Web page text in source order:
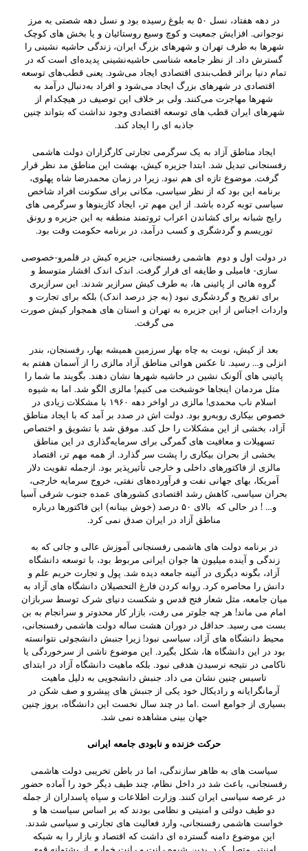
در دهه هفتاد، نسل ۵۰ به بلوغ رسیده بود و نسل دهه شصتی به مرز
نوجوانی. افزایش جمعیت و کوچ وسیع روستائیان و یا بخش های کوچک
شهرها به طرف تهران و شهرهای بزرگ ایران، زندگی حاشیه نشینی را
گسترش داد. از نظر جامعه شناسی حاشیه‌نشینی پدیده‌ای است که در
تمام دنیا براثر قطب‌بندی اقتصادی ایجاد می‌شود. یعنی قطب‌های توسعه
اقتصادی در شهرهای بزرگ ایجاد می‌شود و افراد به‌دنبال درآمد به
شهرها مهاجرت می‌کنند. ولی بر خلاف این توصیف در هیچکدام از
شهرهای ایران قطب های توسعه اقتصادی وجود نداشت که بتواند چنین
جاذبه ای را ایجاد کند.
ایجاد مناطق آزاد به یک سرگرمی تجارتی کارگزاران دولت هاشمی
رفسنجانی تبدیل شد. ابتدا جزیره کیش، بهشت این مناطق مد نظر قرار
گرفت. موضوع تازه ای هم نبود. زیرا در زمان محمدرضا شاه پهلوی،
برنامه این بود که از نظر سیاسی، مکانی برای سکونت افراد شاخص
سیاسی توبه کرده باشد. از این مهم تر، ایجاد کازینوها و سرگرمی های
رایج شبانه برای کشاندن اعراب ثروتمند منطقه به این جزیره و رونق
توریسم و گردشگری و کسب درآمد، در برنامه حکومت وقت بود.
در دولت اول و دوم هاشمی رفسنجانی، جزیره کیش در قلمرو-خصوصی
سازی- فامیلی و طایفه ای قرار گرفت. اندک اندک اقشار متوسط و
گروه هائی از پائینی ها، به طرف کیش سرازیر شدند. این سرازیری
برای تفریح و گردشگری نبود (به جز درصد اندک) بلکه برای تجارت و
واردات اجناس از این جزیره به تهران و استان های همجوار کیش صورت
می گرفت.
بعد از کیش، نوبت به چاه بهار سرزمین همیشه بهار، رفسنجان، بندر
انزلی و… رسید. تا عکس هوائی مناطق آزاد مالزی را از آسمان هفتم به
پائینی های آلونک نشین در حاشیه شهرها نشان دهند. بگویند ما شما را
مثل مردمان اینجاها خوشبخت می کنیم! مالزی الگو شد. اما به شیوه
اسلام ناب محمدی! مالزی در اواخر دهه ۱۹۶۰ با مشکلات زیادی در
خصوص بیکاری روبه‌رو بود. دولت اش در صدد بر آمد که با ایجاد مناطق
آزاد، بخشی از این مشکلات را حل کند. موفق شد با تشویق و اختصاص
تسهیلات و معافیت های گمرگی برای سرمایه‌گذاری در این مناطق
بخشی از بحران بیکاری را پشت سر گذارد. از همه مهم تر، اقتصاد
مالزی از فاکتورهای داخلی و خارجی تأثیرپذیر بود. ازجمله تقویت دلار
آمریکا، بهای جهانی نفت و فرآورده‌های نفتی، خروج سرمایه خارجی،
بحران سیاسی، کاهش رشد اقتصادی کشورهای عمده جنوب شرقی آسیا
و… ! در حالی که بالای ۵۰ درصد (خوش بینانه) این فاکتورها درباره
مناطق آزاد در ایران صدق نمی کرد.
در برنامه دولت های هاشمی رفسنجانی آموزش عالی و جائی که به
زندگی و آینده میلیون ها جوان ایرانی مربوط بود، با توسعه دانشگاه
آزاد، بگونه دیگری در آئینه جامعه دیده شد. پول و تجارت حریم علم و
دانش را محاصره کرد. روانه کردن فارغ التحصیلان دانشگاه های آزاد به
میان جامعه، مثل شعار فتح قدس و شکست دنیای شرک توسط سربازان
امام می ماند! هر چه جلوتر می رفت، بازار کار محدوتر و سرانجام به بن
بست می رسید. حداقل در دوران هشت ساله دولت هاشمی رفسنجانی،
محیط دانشگاه های آزاد، سیاسی نبود! زیرا جنبش دانشجوئی نتوانسته
بود در این دانشگاه ها، شکل بگیرد. این موضوع ناشی از سرخوردگی یا
ناکامی در نتیجه نرسیدن هدفی نبود. بلکه ماهیت دانشگاه آزاد در ابتدای
تاسیس چنین نشان می داد. جنبش دانشجویی به دلیل ماهیت
آرمانگرایانه و رادیکال خود یکی از جنبش های پیشرو و صف شکن در
بسیاری از جوامع است .اما در چند سال نخست این دانشگاه، بروز چنین
جهان بینی مشاهده نمی شد.
حرکت خزنده و نابودی جامعه ایرانی
سیاست های به ظاهر سازندگی، اما در باطن تخریبی دولت هاشمی
رفسنجانی، باعث شد در داخل نظام، چند طیف دیگر خود را آماده حضور
در عرصه سیاسی ایران کنند. وزارت اطلاعات و سپاه پاسداران از جمله
دو طیف دولتی و امنیتی و نظامی بودند که بر اساس سیاست ها و
خواست هاشمی رفسنجانی، وارد فعالیت های تجارتی و سیاسی شدند.
این موضوع دامنه گسترده ای داشت که اقتصاد و بازار را به شبکه